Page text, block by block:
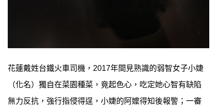
花蓮戴姓台鐵火車司機，2017年間見熟識的弱智女子小婕
（化名）獨自在菜園種菜，竟起色心，吃定她心智有缺陷
無力反抗，強行指侵得逞，小婕的阿嬤得知後報警；一審